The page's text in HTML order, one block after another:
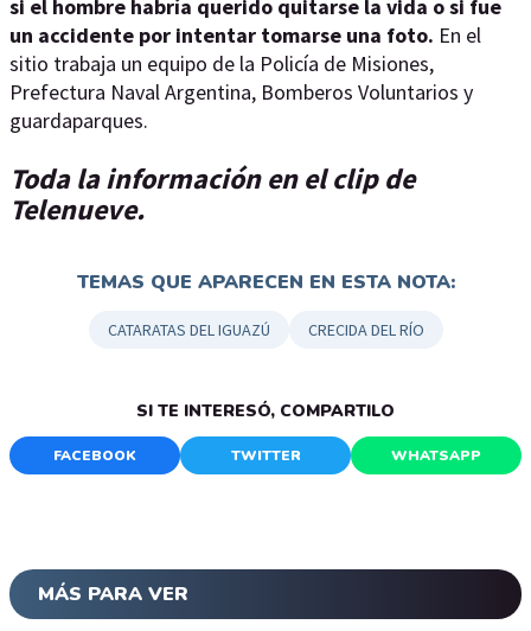
si el hombre habría querido quitarse la vida o si fue
un accidente por intentar tomarse una foto. En el
sitio trabaja un equipo de la Policía de Misiones,
Prefectura Naval Argentina, Bomberos Voluntarios y
guardaparques.
Toda la información en el clip de
Telenueve.
TEMAS QUE APARECEN EN ESTA NOTA:
CATARATAS DEL IGUAZÚ CRECIDA DEL RÍO
SI TE INTERESÓ, COMPARTILO
FACEBOOK TWITTER WHATSAPP
MÁS PARA VER